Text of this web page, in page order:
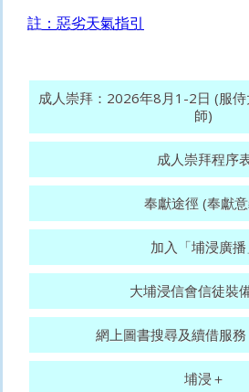
註：惡劣天氣指引
成人崇拜：2026年8月1-2日 (服
師)
成人崇拜程序
奉獻途徑 (奉獻
加入「埔浸廣播
大埔浸信會信徒裝
網上圖書搜尋及續借服務
埔浸＋